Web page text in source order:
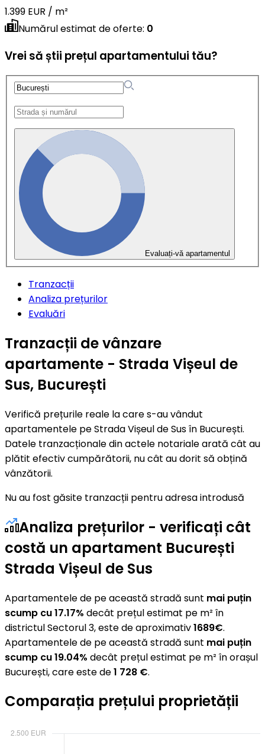
1.399 EUR / m²
Numărul estimat de oferte: 0
Vrei să știi prețul apartamentului tău?
Evaluați-vă apartamentul
Tranzacții
Analiza prețurilor
Evaluări
Tranzacții de vânzare
apartamente - Strada Vișeul de
Sus, București
Verifică prețurile reale la care s-au vândut
apartamentele pe Strada Vișeul de Sus în București.
Datele tranzacționale din actele notariale arată cât au
plătit efectiv cumpărătorii, nu cât au dorit să obțină
vânzătorii.
Nu au fost găsite tranzacții pentru adresa introdusă
Analiza prețurilor - verificați cât
costă un apartament București
Strada Vișeul de Sus
Apartamentele de pe această stradă sunt mai puțin
scump cu 17.17% decât prețul estimat pe m² în
districtul Sectorul 3, este de aproximativ1689€.
Apartamentele de pe această stradă sunt mai puțin
scump cu 19.04% decât prețul estimat pe m² în orașul
București, care este de1 728 €.
Comparația prețului proprietății